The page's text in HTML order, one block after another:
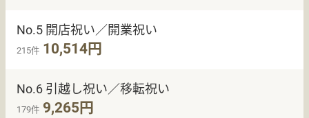
No.5 開店祝い／開業祝い
215件 10,514円
No.6 引越し祝い／移転祝い
179件 9,265円